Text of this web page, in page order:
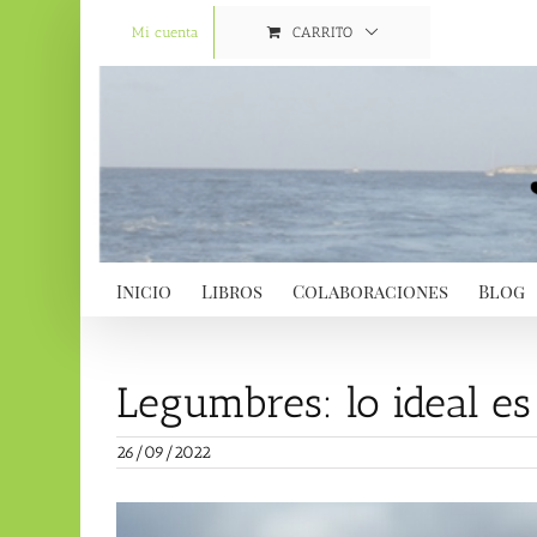
Mi cuenta CARRITO
Inicio Libros Colaboraciones Blog
Legumbres: lo ideal
26/09/2022